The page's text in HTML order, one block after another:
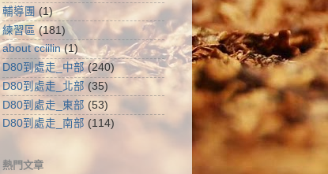
輔導團 (1)
練習區 (181)
about cciilin (1)
D80到處走_中部 (240)
D80到處走_北部 (35)
D80到處走_東部 (53)
D80到處走_南部 (114)
熱門文章